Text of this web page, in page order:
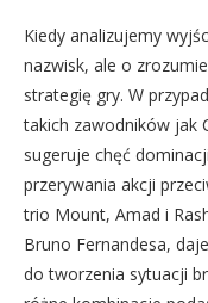
Kiedy analizujemy
nazwisk, ale o
strategię gry. W
takich zawodników jak
sugeruje chęć
przerywania akcji
trio Mount, Amad i
Bruno Fernandesa,
do tworzenia sytuacji